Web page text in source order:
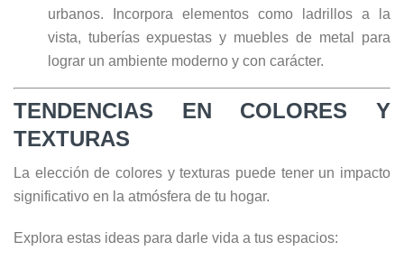
urbanos. Incorpora elementos como ladrillos a la
vista, tuberías expuestas y muebles de metal para
lograr un ambiente moderno y con carácter.
TENDENCIAS EN COLORES Y
TEXTURAS
La elección de colores y texturas puede tener un impacto
significativo en la atmósfera de tu hogar.
Explora estas ideas para darle vida a tus espacios: